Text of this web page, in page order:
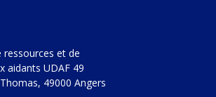
ressources et de
aidants UDAF 49
49000 Angers